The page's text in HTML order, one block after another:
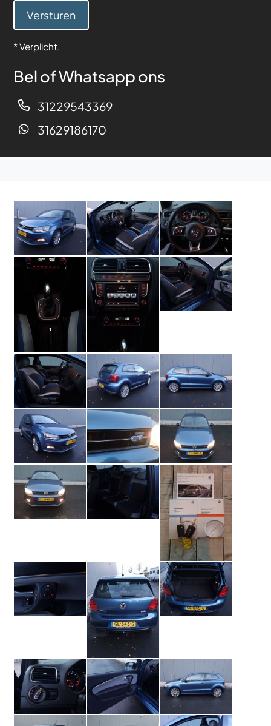
Versturen
* Verplicht.
Bel of Whatsapp ons
31229543369
31629186170